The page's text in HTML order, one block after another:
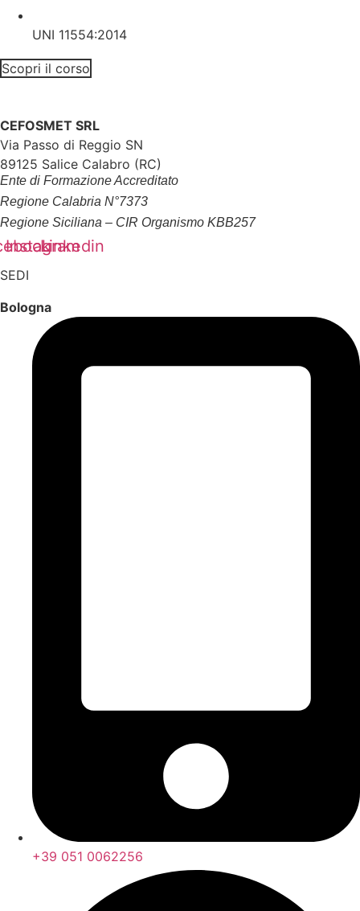
UNI 11554:2014
Scopri il corso
CEFOSMET SRL
Via Passo di Reggio SN
89125 Salice Calabro (RC)
Ente di Formazione Accreditato
Regione Calabria N°7373
Regione Siciliana – CIR Organismo KBB257
Instagram
Linkedin
SEDI
Bologna
+39 051 0062256